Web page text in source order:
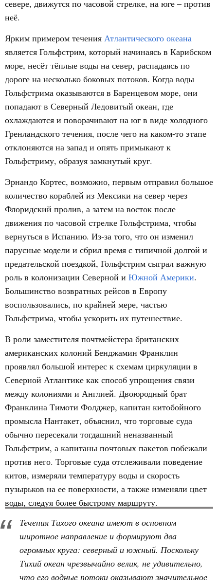
севере, движутся по часовой стрелке, на юге – против
неё.
Ярким примером течения Атлантического океана
является Гольфстрим, который начинаясь в Карибском
море, несёт тёплые воды на север, распадаясь по
дороге на несколько боковых потоков. Когда воды
Гольфстрима оказываются в Баренцевом море, они
попадают в Северный Ледовитый океан, где
охлаждаются и поворачивают на юг в виде холодного
Гренландского течения, после чего на каком-то этапе
отклоняются на запад и опять примыкают к
Гольфстриму, образуя замкнутый круг.
Эрнандо Кортес, возможно, первым отправил большое
количество кораблей из Мексики на север через
Флоридский пролив, а затем на восток после
движения по часовой стрелке Гольфстрима, чтобы
вернуться в Испанию. Из-за того, что он изменил
парусные модели и сбрил время с типичной долгой и
предательской поездкой, Гольфстрим сыграл важную
роль в колонизации Северной и Южной Америки.
Большинство возвратных рейсов в Европу
воспользовались, по крайней мере, частью
Гольфстрима, чтобы ускорить их путешествие.
В роли заместителя почтмейстера британских
американских колоний Бенджамин Франклин
проявлял большой интерес к схемам циркуляции в
Северной Атлантике как способ упрощения связи
между колониями и Англией. Двоюродный брат
Франклина Тимоти Фолджер, капитан китобойного
промысла Нантакет, объяснил, что торговые суда
обычно пересекали тогдашний неназванный
Гольфстрим, а капитаны почтовых пакетов побежали
против него. Торговые суда отслеживали поведение
китов, измеряли температуру воды и скорость
пузырьков на ее поверхности, а также изменяли цвет
воды, следуя более быстрому маршруту.
Течения Тихого океана имеют в основном
широтное направление и формируют два
огромных круга: северный и южный. Поскольку
Тихий океан чрезвычайно велик, не удивительно,
что его водные потоки оказывают значительное